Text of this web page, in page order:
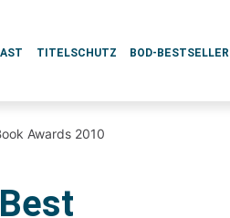
TITELSCHUTZ BOD-BESTSELLER
Awards 2010